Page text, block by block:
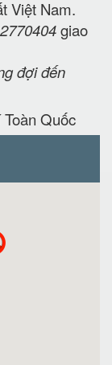
Việt Nam.
giao
đợi đến
Quốc